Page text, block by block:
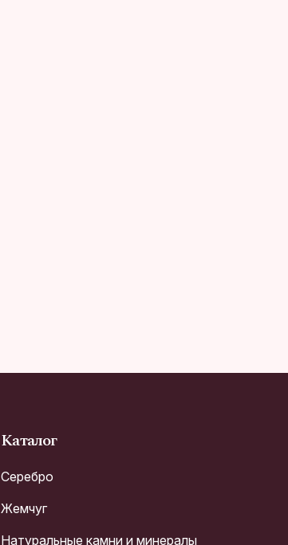
Каталог
Серебро
Жемчуг
Натуральные камни и минералы